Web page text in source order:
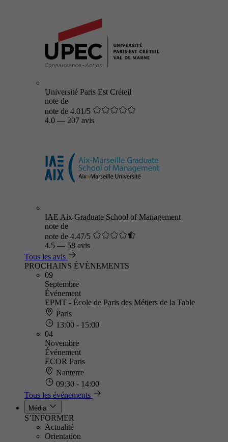
Université Paris Est Créteil
note de
note de 4.01/5
4.0 — 207 avis
IAE Aix Graduate School of Management
note de
note de 4.47/5
4.5 — 58 avis
Tous les avis
PROCHAINS ÉVÈNEMENTS
09
Septembre
Événement
EPMT - École de Paris des Métiers de la Table
Paris
13:00 - 15:00
04
Novembre
Événement
ECOR Paris
Nanterre
09:30 - 14:00
Tous les événements
Média
S’INFORMER
Actualité
Orientation